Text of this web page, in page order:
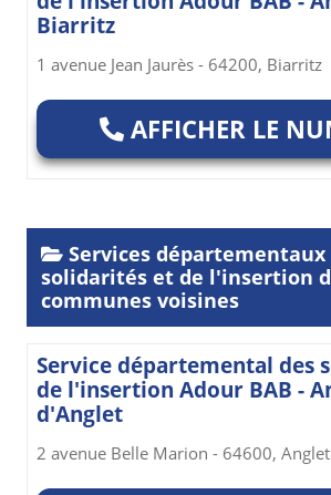
Biarritz
1 avenue Jean Jaurès - 64200, Biarritz
AFFICHER LE
Services départementaux
solidarités et de l'insertion
communes voisines
Service départemental des
de l'insertion Adour BAB -
d'Anglet
2 avenue Belle Marion - 64600, Anglet